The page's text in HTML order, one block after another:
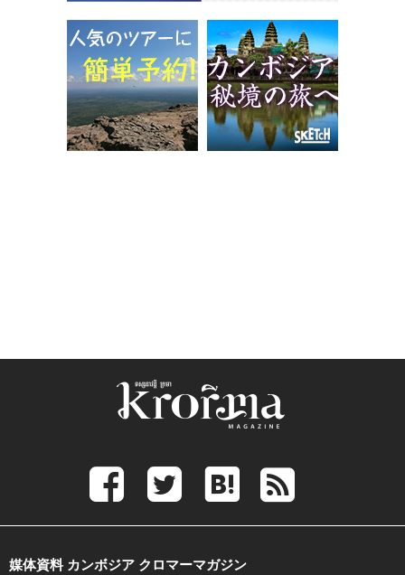
媒体資料 カンボジア クロマーマガジン